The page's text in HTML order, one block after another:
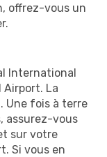
offrez-vous un
International
La
Une fois à terre
assurez-vous
sur votre
Si vous en